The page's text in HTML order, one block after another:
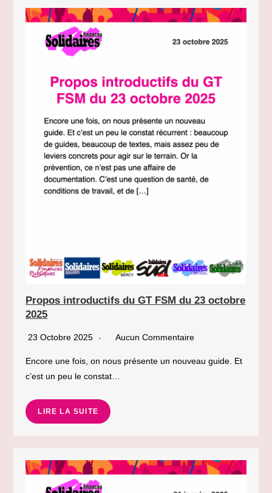
Propos introductifs du GT FSM du 23 octobre
2025
23 Octobre 2025 Aucun Commentaire
Encore une fois, on nous présente un nouveau guide. Et
c’est un peu le constat…
LIRE LA SUITE